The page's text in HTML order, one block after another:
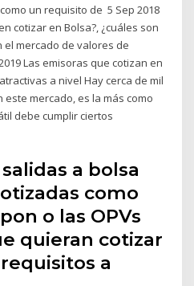
un requisito de 5 Sep 2018
cotizar en Bolsa?, ¿cuáles son
mercado de valores de
Las emisoras que cotizan en
a nivel Hay cerca de mil
mercado, es la más como
debe cumplir ciertos
salidas a bolsa
como
o las OPVs
quieran cotizar
a